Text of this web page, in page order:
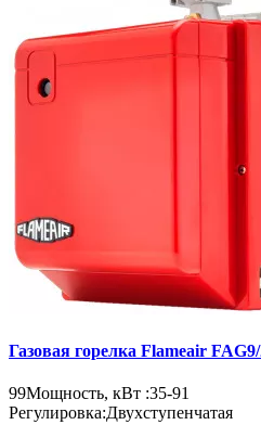
Газовая горелка Flameair
99Мощность, кВт :35-91
Регулировка:Двухступенчатая